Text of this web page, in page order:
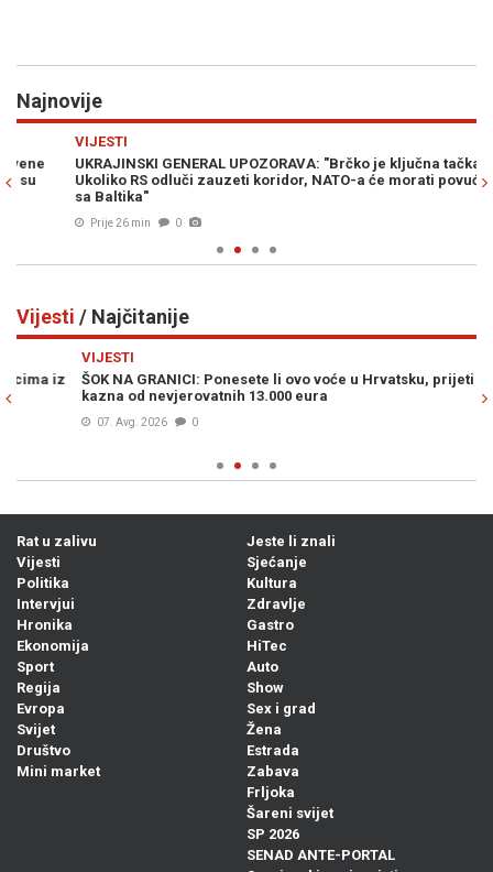
Najnovije
UKRAJINSKI GENERAL UPOZORAVA: "Brčko je ključna tačka.
Ukoliko RS odluči zauzeti koridor, NATO-a će morati povući snage
sa Baltika"
Prije 26 min 0
Vijesti / Najčitanije
ŠOK NA GRANICI: Ponesete li ovo voće u Hrvatsku, prijeti vam
kazna od nevjerovatnih 13.000 eura
07. Avg. 2026 0
Rat u zalivu
Vijesti
Politika
Intervjui
Hronika
Ekonomija
Sport
Regija
Evropa
Svijet
Društvo
Mini market
Jeste li znali
Sjećanje
Kultura
Zdravlje
Gastro
HiTec
Auto
Show
Sex i grad
Žena
Estrada
Zabava
Frljoka
Šareni svijet
SP 2026
SENAD ANTE-PORTAL